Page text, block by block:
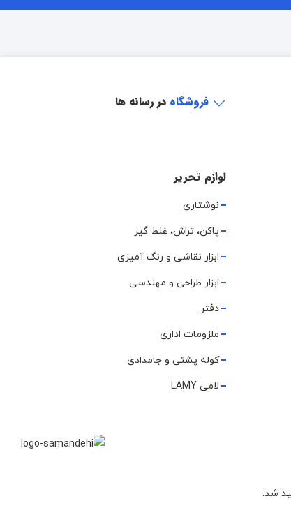
فروشگاه در رسانه ها
لوازم تحریر
نوشتاری
پاکن، تراش، غلط گیر
ابزار نقاشی و رنگ آمیزی
ابزار طراحی و مهندسی
دفتر
ملزومات اداری
کوله پشتی و جامدادی
لامی LAMY
شد.